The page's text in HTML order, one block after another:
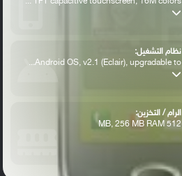
نظام التشغيل:
Android OS, v2.1 (Eclair), upgradable to...
الرام / التخزين:
512 MB, 256 MB RAM